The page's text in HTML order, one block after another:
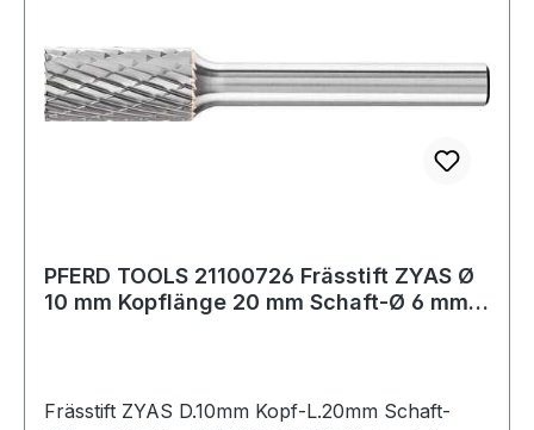
PFERD TOOLS 21100726 Frässtift ZYAS Ø
10 mm Kopflänge 20 mm Schaft-Ø 6 mm
Frässtift ZYAS D.10mm Kopf-L.20mm Schaft-